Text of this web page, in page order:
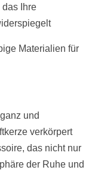
das Ihre
Materialien für
und
verkörpert
das nicht nur
der Ruhe und